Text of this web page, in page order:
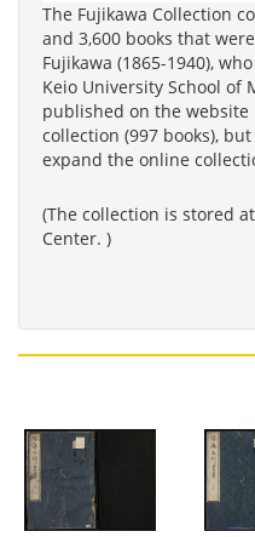
The Fujikawa Collection
and 3,600 books that
Fujikawa (1865-1940),
Keio University School of
published on the
collection (997 books),
expand the online
(The collection is stored
Center. )